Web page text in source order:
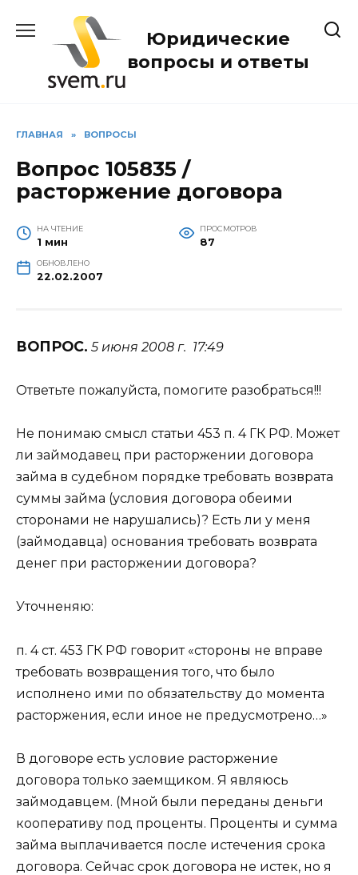
содержанию
Юридические
вопросы и ответы
ГЛАВНАЯ » ВОПРОСЫ
Вопрос 105835 /
расторжение договора
НА ЧТЕНИЕ
1 мин
ПРОСМОТРОВ
87
ОБНОВЛЕНО
22.02.2007
ВОПРОС. 5 июня 2008 г. 17:49
Ответьте пожалуйста, помогите разобраться!!!
Не понимаю смысл статьи 453 п. 4 ГК РФ. Может
ли займодавец при расторжении договора
займа в судебном порядке требовать возврата
суммы займа (условия договора обеими
сторонами не нарушались)? Есть ли у меня
(займодавца) основания требовать возврата
денег при расторжении договора?
Уточненяю:
п. 4 ст. 453 ГК РФ говорит «стороны не вправе
требовать возвращения того, что было
исполнено ими по обязательству до момента
расторжения, если иное не предусмотрено…»
В договоре есть условие расторжение
договора только заемщиком. Я являюсь
займодавцем. (Мной были переданы деньги
кооперативу под проценты. Проценты и сумма
займа выплачивается после истечения срока
договора. Сейчас срок договора не истек, но я